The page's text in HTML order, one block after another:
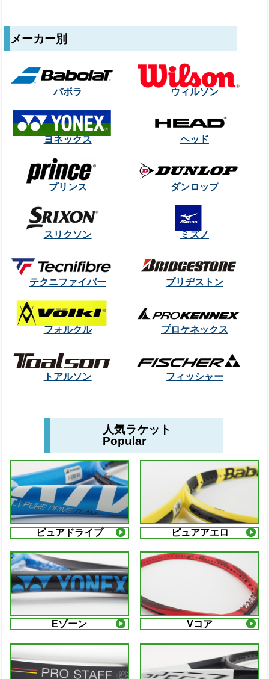
メーカー別
バボラ ウィルソン
ヨネックス ヘッド
プリンス ダンロップ
スリクソン ミズノ
テクニファイバー ブリヂストン
フォルクル プロケネックス
トアルソン フィッシャー
人気ラケット
Popular
ピュアドライブ ピュアアエロ
Eゾーン Vコア